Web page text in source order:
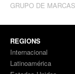
GRUPO DE MARCAS
REGIONS
Internacional
Latinoamérica